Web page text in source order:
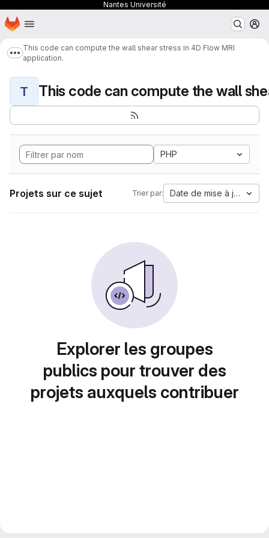
Nantes Université
Passer au contenu principal
Page d'accueil
Afficher davantage de fils d'Ariane
This code can compute the wall shear stress in 4D Flow MRI
application.
T
PHP
Projets sur ce sujet Trier par: Date de mise à jour
Explorer les groupes
publics pour trouver des
projets auxquels contribuer